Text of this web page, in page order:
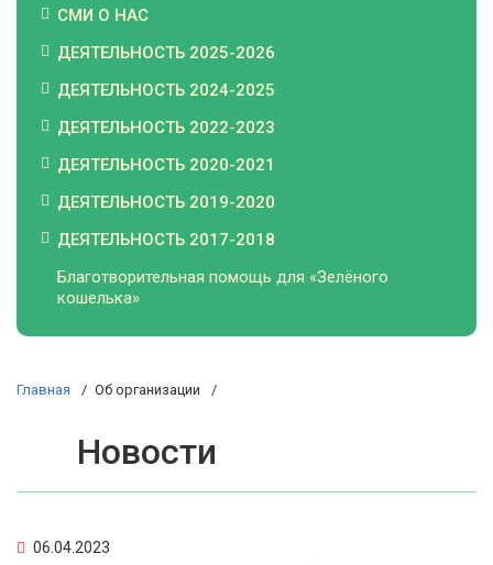
СМИ О НАС
ДЕЯТЕЛЬНОСТЬ 2025-2026
ДЕЯТЕЛЬНОСТЬ 2024-2025
ДЕЯТЕЛЬНОСТЬ 2022-2023
ДЕЯТЕЛЬНОСТЬ 2020-2021
ДЕЯТЕЛЬНОСТЬ 2019-2020
ДЕЯТЕЛЬНОСТЬ 2017-2018
Благотворительная помощь для «Зелёного
кошелька»
Главная Об организации
Новости
06.04.2023